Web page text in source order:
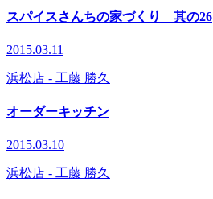
スパイスさんちの家づくり 其の26
2015.03.11
浜松店 - 工藤 勝久
オーダーキッチン
2015.03.10
浜松店 - 工藤 勝久